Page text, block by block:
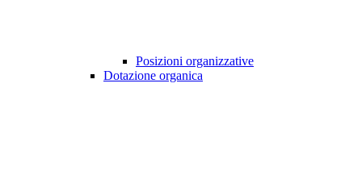
Posizioni organizzative
Dotazione organica